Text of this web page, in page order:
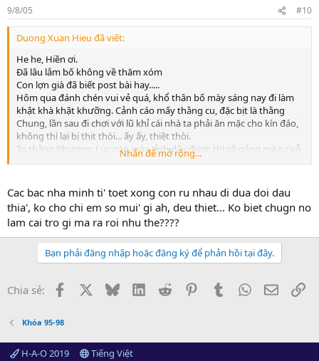
9/8/05 #10
Duong Xuan Hieu đã viết:
He he, Hiền ơi.
Đã lâu lắm bố không về thăm xóm
Con lợn già đã biết post bài hay.....
Hôm qua đánh chén vui vẻ quá, khổ thân bố mày sáng nay đi làm
khật khà khật khưỡng. Cảnh cáo mấy thằng cu, đặc bịt là thằng
Chung, lần sau đi chơi với lũ khỉ cái nhà ta phải ăn mặc cho kín đáo,
không thì lại bị thịt thòi... ấy ấy, thiệt thòi.
To thằng Phương: Lúc nào mày tỉnh dậy được thì cố gắng mà tự vỗ
béo đi chứ mày mà đua đòi với cô em họ kia thì chắc chỉ còn là cái
To thằng Chung: Mịa, thằng khốn, bố mày đang díp mắt vào vì mày
đấy, hơơơơ...ơ..ơ.
Hẹn pà con tái chiến!!!!
Nhấn để mở rộng...
Cac bac nha minh ti' toet xong con ru nhau di dua doi dau
thia', ko cho chi em so mui' gi ah, deu thiet... Ko biet chugn no
lam cai tro gi ma ra roi nhu the????
Bạn phải đăng nhập hoặc đăng ký để phản hồi tại đây.
Chia sẻ: Facebook BlueskyLinkedInReddit PinterestTumblrWhatsApp
Email
Khóa 95-98
H-A-O 2019 Tiếng Việt